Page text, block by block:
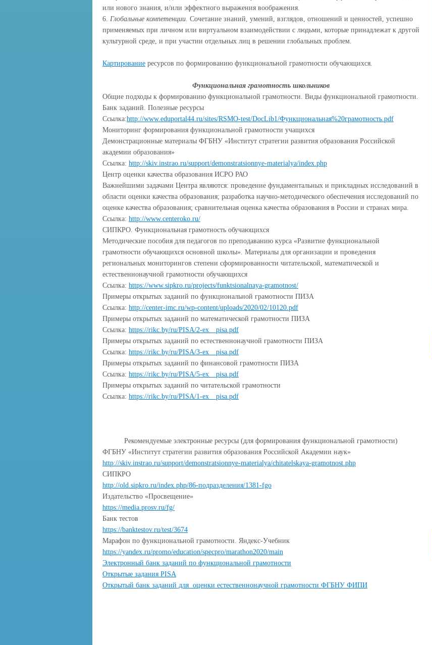
или нового знания, и/или эффектного выражения воображения.
6. Глобальные компетенции. Сочетание знаний, умений, взглядов, отношений и ценностей, успешно
применяемых при личном или виртуальном взаимодействии с людьми, которые принадлежат к другой
культурной среде, и при участии отдельных лиц в решении глобальных проблем.
Картирование ресурсов по формированию функциональной грамотности обучающихся.
Функциональная грамотность школьников
Общие подходы к формированию функциональной грамотности. Виды функциональной грамотности.
Банк заданий. Полезные ресурсы
Ссылка:http://www.eduportal44.ru/sites/RSMO-test/DocLib1/Функциональная%20грамотность.pdf
Мониторинг формирования функциональной грамотности учащихся
Демонстрационные материалы ФГБНУ «Институт стратегии развития образования Российской
академии образования»
Ссылка: http://skiv.instrao.ru/support/demonstratsionnye-materialya/index.php
Центр оценки качества образования ИСРО РАО
Важнейшими задачами Центра являются: проведение фундаментальных и прикладных исследований в
области оценки качества образования; разработка научно-методичеcкого обеспечения исследований по
оценке качества образования; сравнительная оценка качества образования в России и странах мира.
Ссылка: http://www.centeroko.ru/
СИПКРО. Функциональная грамотность обучающихся
Методические пособия для педагогов по преподаванию курса «Развитие функциональной
грамотности обучающихся основной школы». Материалы для организации и проведения
региональных мониторингов степени сформированности читательской, математической и
естественнонаучной грамотности обучающихся
Ссылка: https://www.sipkro.ru/projects/funktsionalnaya-gramotnost/
Примеры открытых заданий по функциональной грамотности ПИЗА
Ссылка: http://center-imc.ru/wp-content/uploads/2020/02/10120.pdf
Примеры открытых заданий по математической грамотности ПИЗА
Ссылка: https://rikc.by/ru/PISA/2-ex__pisa.pdf
Примеры открытых заданий по естественнонаучной грамотности ПИЗА
Ссылка: https://rikc.by/ru/PISA/3-ex__pisa.pdf
Примеры открытых заданий по финансовой грамотности ПИЗА
Ссылка: https://rikc.by/ru/PISA/5-ex__pisa.pdf
Примеры открытых заданий по читательской грамотности
Ссылка: https://rikc.by/ru/PISA/1-ex__pisa.pdf
Рекомендуемые электронные ресурсы (для формирования функциональной грамотности)
ФГБНУ «Институт стратегии развития образования Российской Академии наук»
http://skiv.instrao.ru/support/demonstratsionnye-materialya/chitatelskaya-gramotnost.php
СИПКРО
http://old.sipkro.ru/index.php/86-подразделения/1381-fgo
Издательство «Просвещение»
https://media.prosv.ru/fg/
Банк тестов
https://banktestov.ru/test/3674
Марафон по функциональной грамотности. Яндекс-Учебник
https://yandex.ru/promo/education/specpro/marathon2020/main
Электронный банк заданий по функциональной грамотности
Открытые задания PISA
Открытый банк заданий для оценки естественнонаучной грамотности ФГБНУ ФИПИ